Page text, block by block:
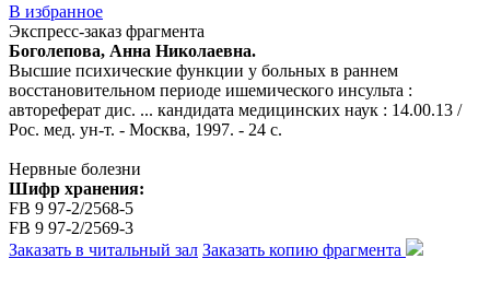
В избранное
Экспресс-заказ фрагмента
Боголепова, Анна Николаевна.
Высшие психические функции у больных в раннем
восстановительном периоде ишемического инсульта :
автореферат дис. ... кандидата медицинских наук : 14.00.13 /
Рос. мед. ун-т. - Москва, 1997. - 24 с.
Нервные болезни
Шифр хранения:
FB 9 97-2/2568-5
FB 9 97-2/2569-3
Заказать в читальный зал Заказать копию фрагмента